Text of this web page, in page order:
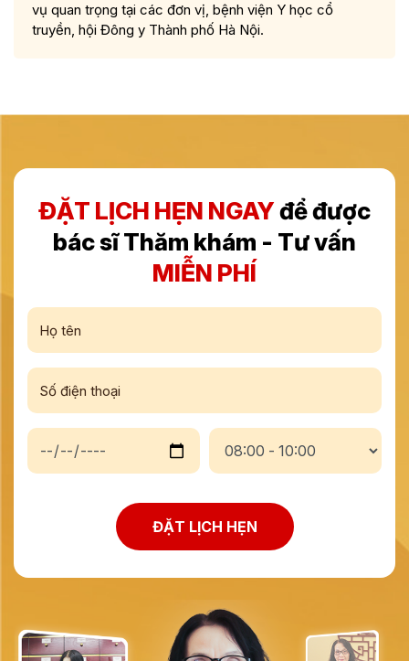
vụ quan trọng tại các đơn vị, bệnh viện Y học cổ
truyền, hội Đông y Thành phố Hà Nội.
ĐẶT LỊCH HẸN NGAYđể được
bác sĩ Thăm khám - Tư vấn
MIỄN PHÍ
ĐẶT LỊCH HẸN